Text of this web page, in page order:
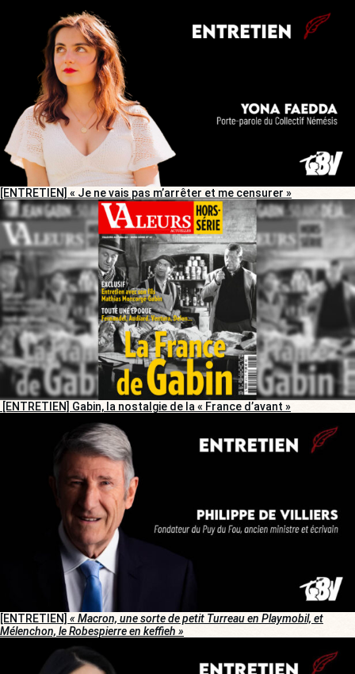
[ENTRETIEN] « Je ne vais pas m’arrêter et me censurer »
[ENTRETIEN] Gabin, la nostalgie de la « France d’avant »
[ENTRETIEN] « Macron, une sorte de petit Turreau en Playmobil, et
Mélenchon, le Robespierre en keffieh »